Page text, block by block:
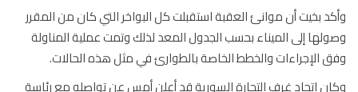
بخيت أن موانئ العقبة استقبلت كل البواخر التي كان من المقرر
إلى الميناء بحسب الجدول المعد لذلك وتمت عملية المناولة
الإجراءات والخطط الخاصة بالطوارئ في مثل هذه الحالات.
اتحاد غرف التجارة السورية قد أعلن أمس عن تواصله مع رئاسة